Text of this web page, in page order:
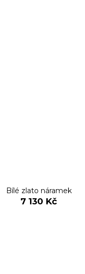
Bílé zlato náramek
7 130 Kč